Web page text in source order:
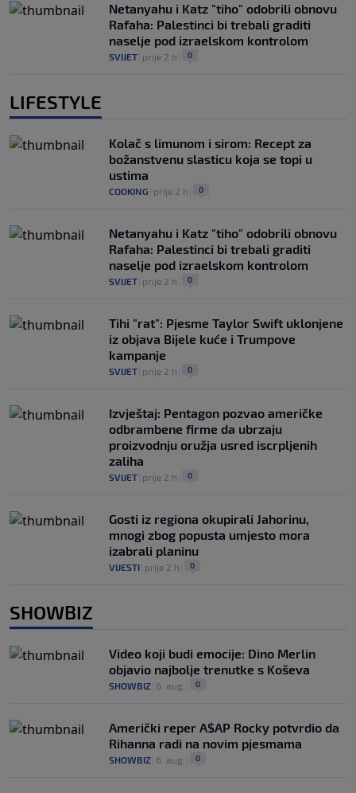
Netanyahu i Katz "tiho" odobrili obnovu
Rafaha: Palestinci bi trebali graditi
naselje pod izraelskom kontrolom
SVIJET prije 2 h 0
LIFESTYLE
Kolač s limunom i sirom: Recept za
božanstvenu slasticu koja se topi u
ustima
COOKING prije 2 h 0
Netanyahu i Katz "tiho" odobrili obnovu
Rafaha: Palestinci bi trebali graditi
naselje pod izraelskom kontrolom
SVIJET prije 2 h 0
Tihi "rat": Pjesme Taylor Swift uklonjene
iz objava Bijele kuće i Trumpove
kampanje
SVIJET prije 2 h 0
Izvještaj: Pentagon pozvao američke
odbrambene firme da ubrzaju
proizvodnju oružja usred iscrpljenih
zaliha
SVIJET prije 2 h 0
Gosti iz regiona okupirali Jahorinu,
mnogi zbog popusta umjesto mora
izabrali planinu
VIJESTI prije 2 h 0
SHOWBIZ
Video koji budi emocije: Dino Merlin
objavio najbolje trenutke s Koševa
SHOWBIZ 6. aug. 0
Američki reper A$AP Rocky potvrdio da
Rihanna radi na novim pjesmama
SHOWBIZ 6. aug. 0